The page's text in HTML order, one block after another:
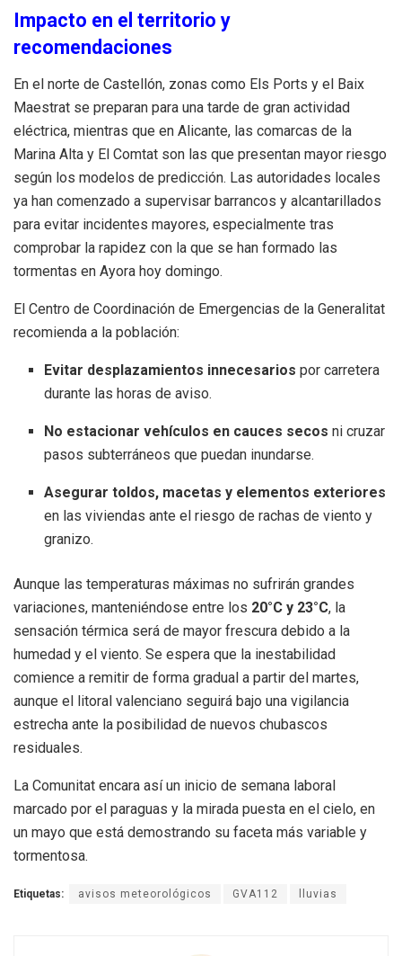
Impacto en el territorio y
recomendaciones
En el norte de Castellón, zonas como Els Ports y el Baix
Maestrat se preparan para una tarde de gran actividad
eléctrica, mientras que en Alicante, las comarcas de la
Marina Alta y El Comtat son las que presentan mayor riesgo
según los modelos de predicción. Las autoridades locales
ya han comenzado a supervisar barrancos y alcantarillados
para evitar incidentes mayores, especialmente tras
comprobar la rapidez con la que se han formado las
tormentas en Ayora hoy domingo.
El Centro de Coordinación de Emergencias de la Generalitat
recomienda a la población:
Evitar desplazamientos innecesarios por carretera
durante las horas de aviso.
No estacionar vehículos en cauces secos ni cruzar
pasos subterráneos que puedan inundarse.
Asegurar toldos, macetas y elementos exteriores
en las viviendas ante el riesgo de rachas de viento y
granizo.
Aunque las temperaturas máximas no sufrirán grandes
variaciones, manteniéndose entre los 20°C y 23°C, la
sensación térmica será de mayor frescura debido a la
humedad y el viento. Se espera que la inestabilidad
comience a remitir de forma gradual a partir del martes,
aunque el litoral valenciano seguirá bajo una vigilancia
estrecha ante la posibilidad de nuevos chubascos
residuales.
La Comunitat encara así un inicio de semana laboral
marcado por el paraguas y la mirada puesta en el cielo, en
un mayo que está demostrando su faceta más variable y
tormentosa.
Etiquetas: avisos meteorológicos GVA112 lluvias